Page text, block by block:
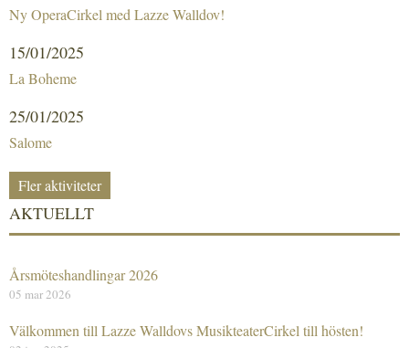
Ny OperaCirkel med Lazze Walldov!
15/01/2025
La Boheme
25/01/2025
Salome
Fler aktiviteter
AKTUELLT
Årsmöteshandlingar 2026
05 mar 2026
Välkommen till Lazze Walldovs MusikteaterCirkel till hösten!